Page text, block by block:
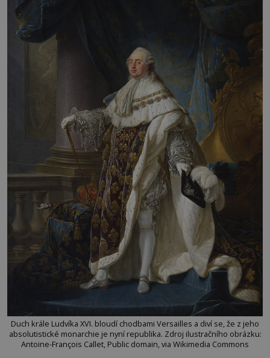
Duch krále Ludvíka XVI. bloudí chodbami Versailles a diví se, že z jeho
absolutistické monarchie je nyní republika. Zdroj ilustračního obrázku:
Antoine-François Callet, Public domain, via Wikimedia Commons